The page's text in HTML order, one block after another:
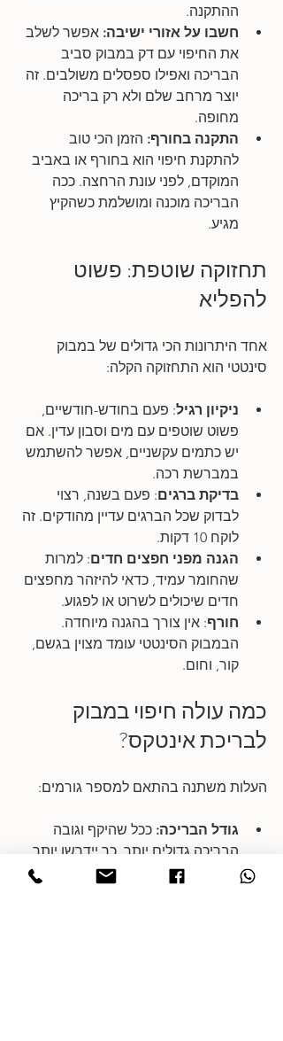
ההתקנה.
חשבו על אזורי ישיבה: אפשר לשלב
את החיפוי עם דק במבוק סביב
הבריכה ואפילו ספסלים משולבים. זה
יוצר מרחב שלם ולא רק בריכה
מחופה.
התקנה בחורף: הזמן הכי טוב
להתקנת חיפוי הוא בחורף או באביב
המוקדם, לפני עונת הרחצה. ככה
הבריכה מוכנה ומושלמת כשהקיץ
מגיע.
תחזוקה שוטפת: פשוט
להפליא
אחד היתרונות הכי גדולים של במבוק
סינטטי הוא התחזוקה הקלה:
ניקיון רגיל: פעם בחודש-חודשיים,
פשוט שוטפים עם מים וסבון עדין. אם
יש כתמים עקשניים, אפשר להשתמש
במברשת רכה.
בדיקת ברגים: פעם בשנה, רצוי
לבדוק שכל הברגים עדיין מהודקים. זה
לוקח 10 דקות.
הגנה מפני חפצים חדים: למרות
שהחומר עמיד, כדאי להיזהר מחפצים
חדים שיכולים לשרוט או לפגוע.
חורף: אין צורך בהגנה מיוחדה.
הבמבוק הסינטטי עומד מצוין בגשם,
קור, וחום.
כמה עולה חיפוי במבוק
לבריכת אינטקס?
העלות משתנה בהתאם למספר גורמים:
גודל הבריכה: ככל שהיקף וגובה
הבריכה גדולים יותר, כך יידרשו יותר
גלילי במבוק, חומרי עזר ושעות עבודה